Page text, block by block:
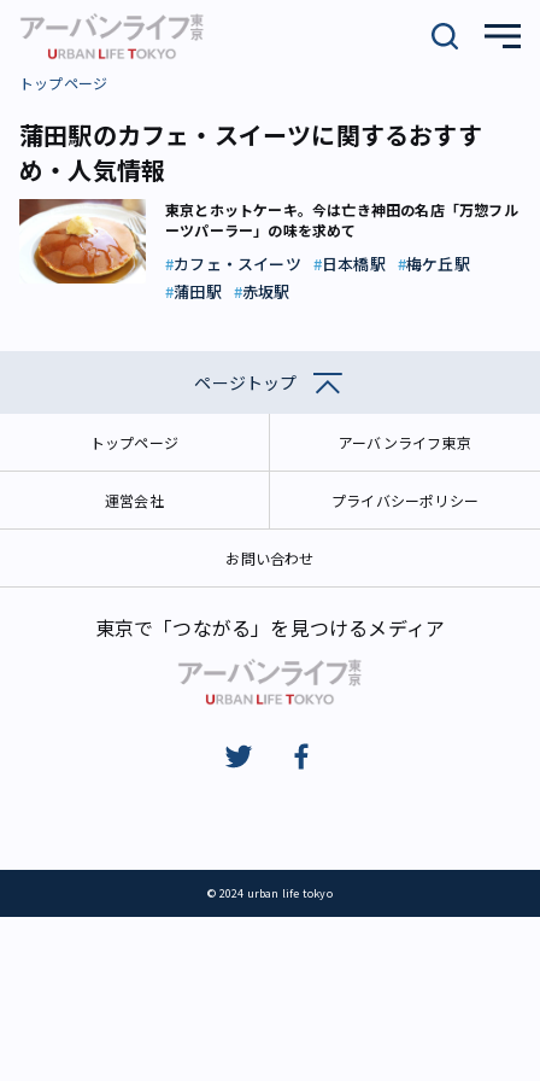
トップページ
蒲田駅のカフェ・スイーツに関するおすす
め・人気情報
東京とホットケーキ。今は亡き神田の名店「万惣フル
ーツパーラー」の味を求めて
カフェ・スイーツ 日本橋駅
梅ケ丘駅
蒲田駅
赤坂駅
ページトップ
トップページ アーバンライフ東京
運営会社 プライバシーポリシー
お問い合わせ
東京で「つながる」を見つけるメディア
© 2024 urban life tokyo